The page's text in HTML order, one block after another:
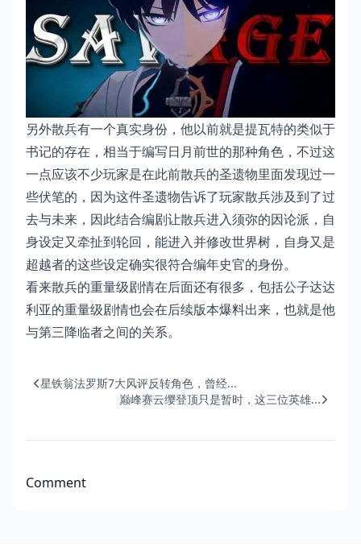
另外散兵有一个真实身份，他以前就是提瓦特的类似于
书记的存在，相当于编写日月前世的那种角色，不过这
一点应该不少玩家是在此前散兵的圣遗物里面发现过一
些伏笔的，因为这件圣遗物告诉了玩家散兵涉及到了过
去与未来，因此结合编剧让散兵进入须弥的因论派，自
身设定又牵扯到轮回，能进入并修改世界树，自身又是
超越者的这些设定确实很符合编年史官的身份。
看来散兵的重量级剧情在后面还有很多，包括公子达达
利亚的重量级剧情也会在后续版本爆料出来，也就是他
与第三降临者之间的关系。
星铁翁法罗斯7大风评反转角色，曾经...
巅峰赛云缨登顶只是暂时，这三位英雄...
Comment